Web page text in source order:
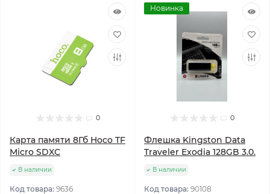
0
Карта памяти 8Гб Hoco TF
Micro SDXC
В наличии
Код товара: 9636
Новинка
0
Флешка Kingston Data
Traveler Exodia 128GB 3.0.
В наличии
Код товара: 90108